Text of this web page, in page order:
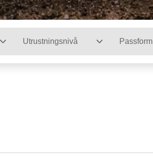
Utrustningsnivå Passform